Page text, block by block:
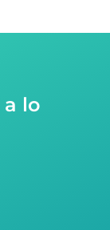
a lo